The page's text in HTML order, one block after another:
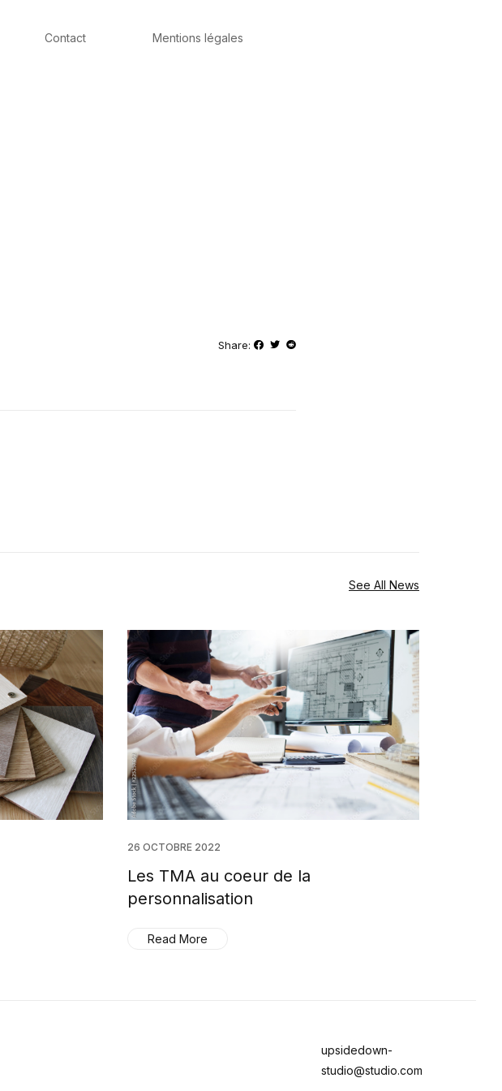
Contact Mentions légales
Share:
See All News
26 OCTOBRE 2022
Les TMA au coeur de la
personnalisation
Read More
upsidedown-
studio@studio.com